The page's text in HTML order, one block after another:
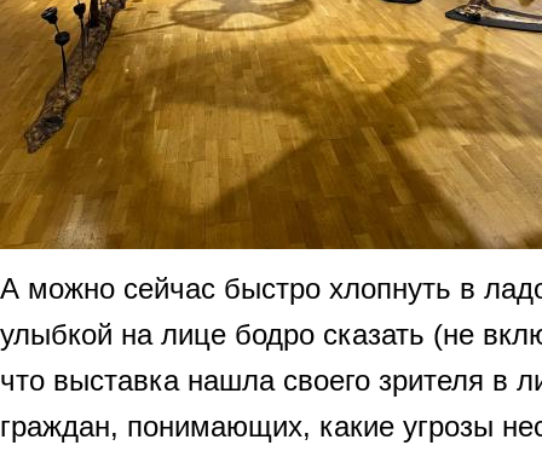
А можно сейчас быстро хлопнуть в
улыбкой на лице бодро сказать (не
что выставка нашла своего зрителя в
граждан, понимающих, какие угрозы